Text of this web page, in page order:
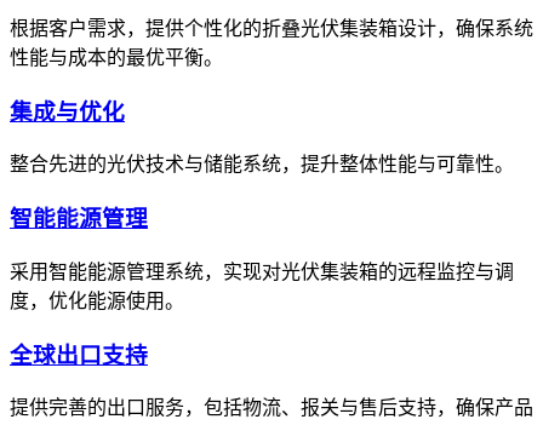
根据客户需求，提供个性化的折叠光伏集装箱设计，确保系统
性能与成本的最优平衡。
集成与优化
整合先进的光伏技术与储能系统，提升整体性能与可靠性。
智能能源管理
采用智能能源管理系统，实现对光伏集装箱的远程监控与调
度，优化能源使用。
全球出口支持
提供完善的出口服务，包括物流、报关与售后支持，确保产品